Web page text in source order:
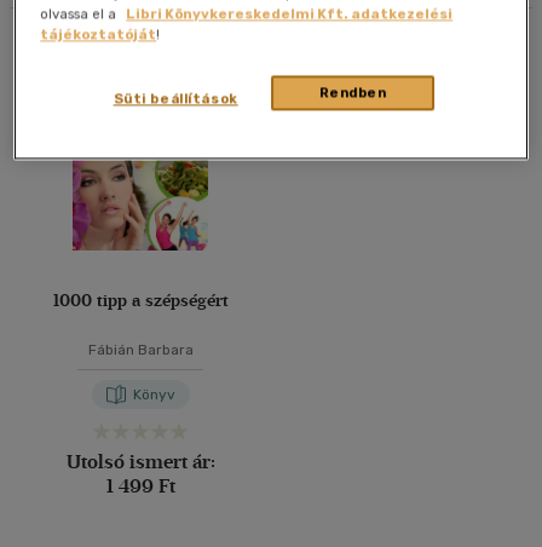
20 db / oldal
Alkalmaz
1000 tipp a szépségért
Fábián Barbara
Könyv
Utolsó ismert ár:
1 499 Ft
olvassa el a
Libri Könyvkereskedelmi Kft. adatkezelési
tájékoztatóját!
Rendben
Süti beállítások